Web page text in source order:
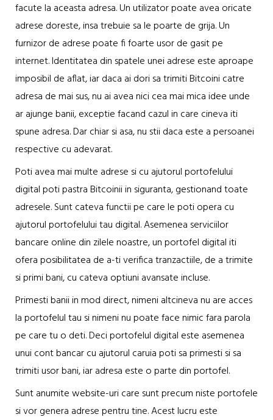
facute la aceasta adresa. Un utilizator poate avea oricate
adrese doreste, insa trebuie sa le poarte de grija. Un
furnizor de adrese poate fi foarte usor de gasit pe
internet. Identitatea din spatele unei adrese este aproape
imposibil de aflat, iar daca ai dori sa trimiti Bitcoini catre
adresa de mai sus, nu ai avea nici cea mai mica idee unde
ar ajunge banii, exceptie facand cazul in care cineva iti
spune adresa. Dar chiar si asa, nu stii daca este a persoanei
respective cu adevarat.
Poti avea mai multe adrese si cu ajutorul portofelului
digital poti pastra Bitcoinii in siguranta, gestionand toate
adresele. Sunt cateva functii pe care le poti opera cu
ajutorul portofelului tau digital. Asemenea serviciilor
bancare online din zilele noastre, un portofel digital iti
ofera posibilitatea de a-ti verifica tranzactiile, de a trimite
si primi bani, cu cateva optiuni avansate incluse.
Primesti banii in mod direct, nimeni altcineva nu are acces
la portofelul tau si nimeni nu poate face nimic fara parola
pe care tu o deti. Deci portofelul digital este asemenea
unui cont bancar cu ajutorul caruia poti sa primesti si sa
trimiti usor bani, iar adresa este o parte din portofel.
Sunt anumite website-uri care sunt precum niste portofele
si vor genera adrese pentru tine. Acest lucru este